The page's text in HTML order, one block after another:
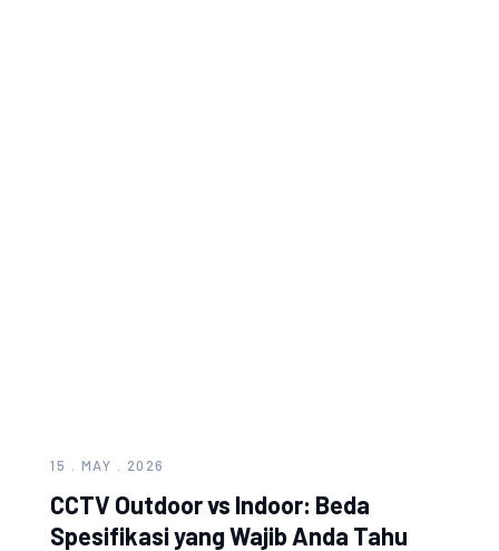
15 . MAY . 2026
CCTV Outdoor vs Indoor: Beda
Spesifikasi yang Wajib Anda Tahu